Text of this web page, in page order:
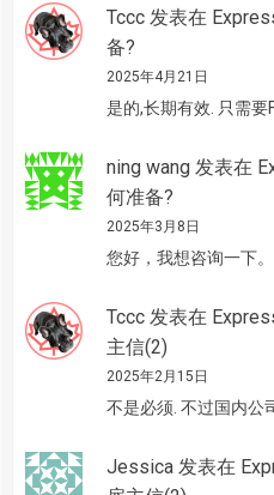
Tccc 发表在
备?
2025年4月21日
是的,长期有效. 只需要
ning wang 发表在
何准备?
2025年3月8日
您好，我想咨询一下
Tccc 发表在
主信(2)
2025年2月15日
不是必须. 不过国内公
Jessica 发表在